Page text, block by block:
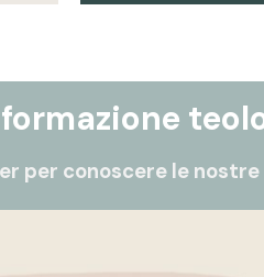
per conoscere le